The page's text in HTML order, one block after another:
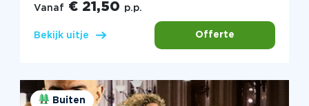
Vanaf € 21,50 p.p.
Bekijk uitje Offerte
Buiten